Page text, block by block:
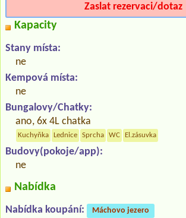
Zaslat rezervaci/dotaz
Kapacity
Stany místa:
ne
Kempová místa:
ne
Bungalovy/Chatky:
ano, 6x 4L chatka
Kuchyňka Lednice Sprcha WC El.zásuvka
Budovy(pokoje/app):
ne
Nabídka
Nabídka koupání: Máchovo jezero